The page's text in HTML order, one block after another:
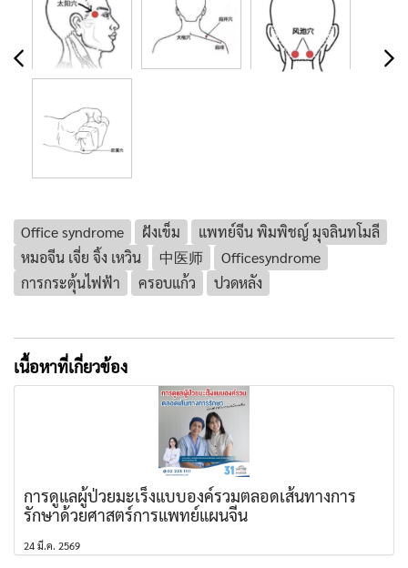
Office syndrome ฝังเข็ม
แพทย์จีน พิมพิชญ์ มุจลินทโมลี
หมอจีน เจี่ย จิ้ง เหวิน
中医师
Officesyndrome
การกระตุ้นไฟฟ้า
ครอบแก้ว ปวดหลัง
เนื้อหาที่เกี่ยวข้อง
การดูแลผู้ป่วยมะเร็งแบบองค์รวมตลอดเส้นทางการ
รักษาด้วยศาสตร์การแพทย์แผนจีน
24 มี.ค. 2569